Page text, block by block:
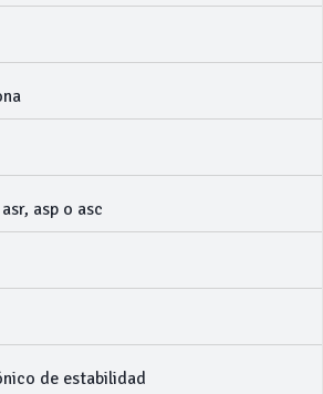
asp o asc
de estabilidad